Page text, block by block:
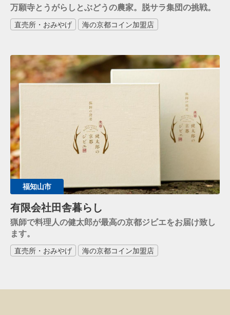
万願寺とうがらしとぶどうの農家。脱サラ集団の挑戦。
直売所・おみやげ 海の京都コイン加盟店
福知山市
有限会社田舎暮らし
猟師で料理人の健太郎が最高の京都ジビエをお届け致し
ます。
直売所・おみやげ 海の京都コイン加盟店